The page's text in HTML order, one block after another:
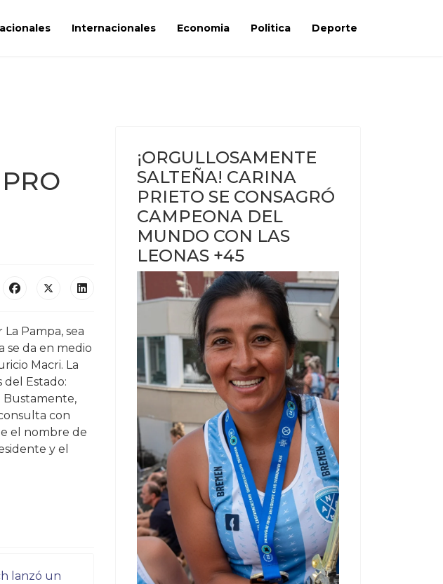
Internacionales Economia Politica Deporte
Pampa, sea
se da en medio
Macri. La
del Estado:
Bustamente,
con
el nombre de
y el
¡ORGULLOSAMENTE
SALTEÑA! CARINA
PRIETO SE CONSAGRÓ
CAMPEONA DEL
MUNDO CON LAS
LEONAS +45